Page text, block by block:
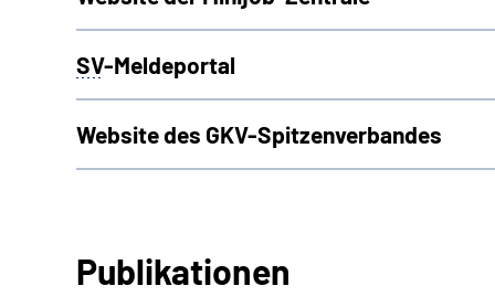
SV-Meldeportal
Website des GKV-Spitzenverbandes
Publikationen